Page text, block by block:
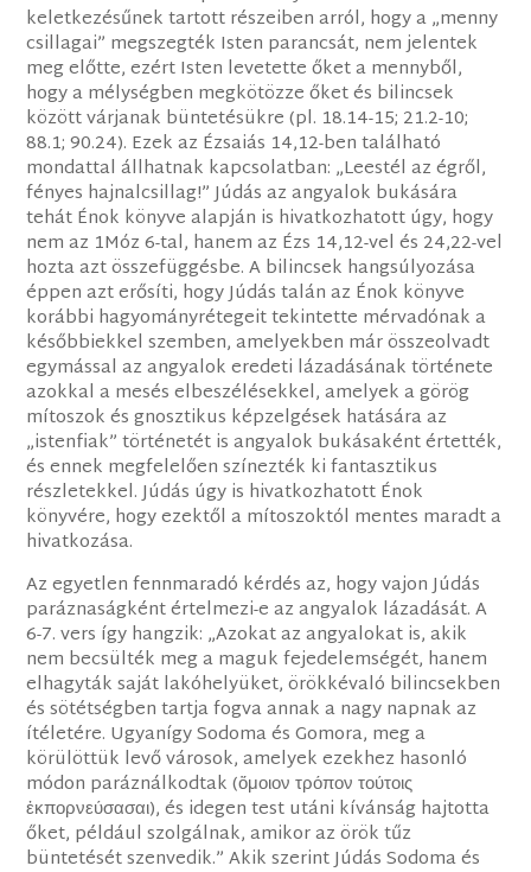
keletkezésűnek tartott részeiben arról, hogy a „menny
csillagai” megszegték Isten parancsát, nem jelentek
meg előtte, ezért Isten levetette őket a mennyből,
hogy a mélységben megkötözze őket és bilincsek
között várjanak büntetésükre (pl. 18.14-15; 21.2-10;
88.1; 90.24). Ezek az Ézsaiás 14,12-ben található
mondattal állhatnak kapcsolatban: „Leestél az égről,
fényes hajnalcsillag!” Júdás az angyalok bukására
tehát Énok könyve alapján is hivatkozhatott úgy, hogy
nem az 1Móz 6-tal, hanem az Ézs 14,12-vel és 24,22-vel
hozta azt összefüggésbe. A bilincsek hangsúlyozása
éppen azt erősíti, hogy Júdás talán az Énok könyve
korábbi hagyományrétegeit tekintette mérvadónak a
későbbiekkel szemben, amelyekben már összeolvadt
egymással az angyalok eredeti lázadásának története
azokkal a mesés elbeszélésekkel, amelyek a görög
mítoszok és gnosztikus képzelgések hatására az
„istenfiak” történetét is angyalok bukásaként értették,
és ennek megfelelően színezték ki fantasztikus
részletekkel. Júdás úgy is hivatkozhatott Énok
könyvére, hogy ezektől a mítoszoktól mentes maradt a
hivatkozása.
Az egyetlen fennmaradó kérdés az, hogy vajon Júdás
paráznaságként értelmezi-e az angyalok lázadását. A
6-7. vers így hangzik: „Azokat az angyalokat is, akik
nem becsülték meg a maguk fejedelemségét, hanem
elhagyták saját lakóhelyüket, örökkévaló bilincsekben
és sötétségben tartja fogva annak a nagy napnak az
ítéletére. Ugyanígy Sodoma és Gomora, meg a
körülöttük levő városok, amelyek ezekhez hasonló
módon paráználkodtak (ὅμοιον τρόπον τούτοις
ἐκπορνεύσασαι), és idegen test utáni kívánság hajtotta
őket, például szolgálnak, amikor az örök tűz
büntetését szenvedik.” Akik szerint Júdás Sodoma és